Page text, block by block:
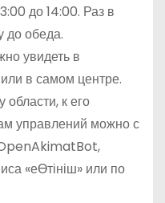
до 14:00. Раз в
до обеда.
увидеть в
в самом центре.
к его
управлений можно с
«еӨтініш» или по